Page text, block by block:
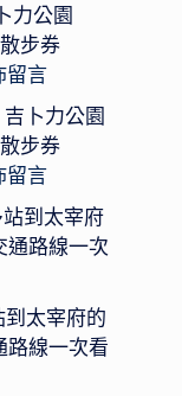
力公園
步券
留言
吉卜力公園
步券
留言
站到太宰府
路線一次
到太宰府的
線一次看